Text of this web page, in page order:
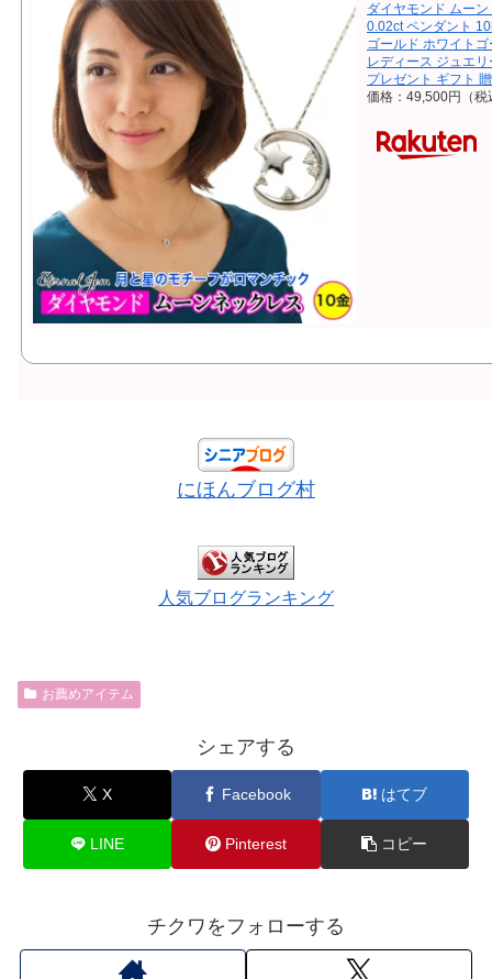
ダイヤモンド ムー
0.02ct ペンダント
ゴールド ホワイト
レディース ジュエ
プレゼント ギフト
価格：49,500円（税
にほんブログ村
人気ブログランキング
お薦めアイテム
シェアする
X Facebook はてブ
LINE Pinterest コピー
チクワをフォローする